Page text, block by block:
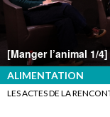
[Manger l’animal 1/
ALIMENTATION
LES ACTES DE LA